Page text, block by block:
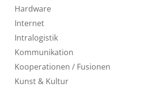
Hardware
Internet
Intralogistik
Kommunikation
Kooperationen / Fusionen
Kunst & Kultur